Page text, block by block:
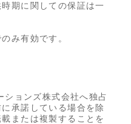
期に関しての保証は一
み有効です。
ョンズ株式会社へ独占
承諾している場合を除
または複製することを